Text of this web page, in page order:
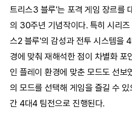
트리스3 블루'는 포격 게임 장르를
의 30주년 기념작이다. 특히 시리즈
스2 블루'의 감성과 전투 시스템을
경에 맞춰 재해석한 점이 차별화 포
인 플레이 환경에 맞춘 모드도 선보
의 모드를 선택해 게임을 즐길 수 있
간 4대4 팀전으로 진행된다.